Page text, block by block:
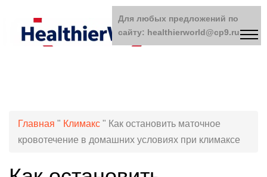
Главная " Климакс " Как остановить маточное
кровотечение в домашних условиях при климаксе
Для любых предложений по
сайту: healthierworld@cp9.ru